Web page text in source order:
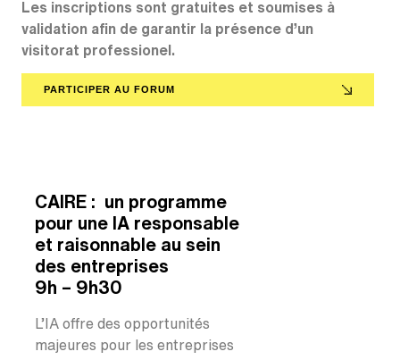
Les inscriptions sont gratuites et soumises à
validation afin de garantir la présence d’un
visitorat professionel.
PARTICIPER AU FORUM
CAIRE : un programme
pour une IA responsable
et raisonnable au sein
des entreprises
9h – 9h30
L’IA offre des opportunités
majeures pour les entreprises